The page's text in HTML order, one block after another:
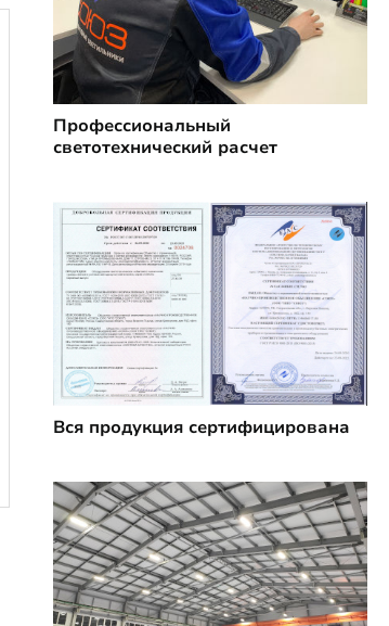
Профессиональный
светотехнический расчет
Вся продукция сертифицирована